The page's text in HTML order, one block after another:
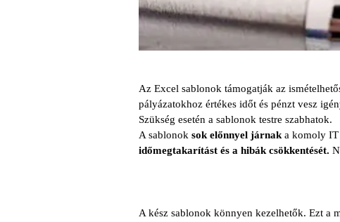
Az Excel sablonok támogatják az
pályázatokhoz értékes időt és pénzt vesz
Szükség esetén a sablonok testre szabhatok.
A sablonok sok előnnyel járnak a komoly IT
időmegtakarítást és a hibák csökkentését.
A kész sablonok könnyen kezelhetők. Ezt a